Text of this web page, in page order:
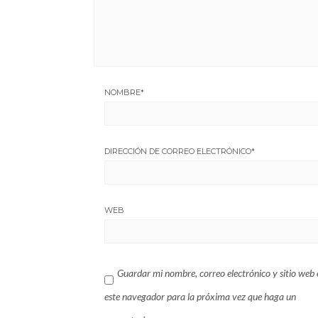
NOMBRE*
DIRECCIÓN DE CORREO ELECTRÓNICO*
WEB
Guardar mi nombre, correo electrónico y sitio web
este navegador para la próxima vez que haga un